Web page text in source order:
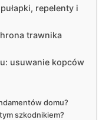
repelenty i
trawnika
usuwanie kopców
domu?
szkodnikiem?